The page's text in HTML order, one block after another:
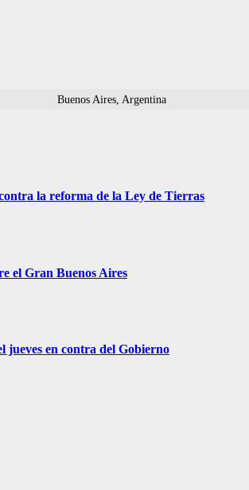
Buenos Aires, Argentina
la reforma de la Ley de Tierras
el Gran Buenos Aires
jueves en contra del Gobierno